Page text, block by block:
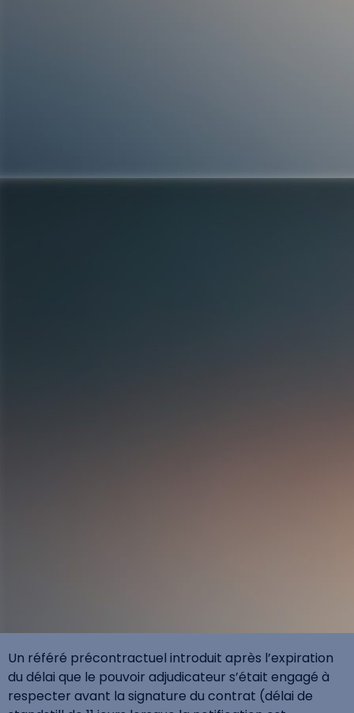
Un référé précontractuel introduit après l’expiration
du délai que le pouvoir adjudicateur s’était engagé à
respecter avant la signature du contrat (délai de